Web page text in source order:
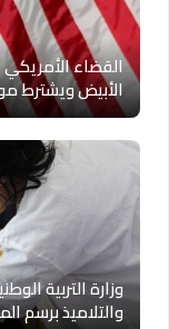
القضاء
الأبيض ويشترط
وزارة التربية
والتلاميذ برسم